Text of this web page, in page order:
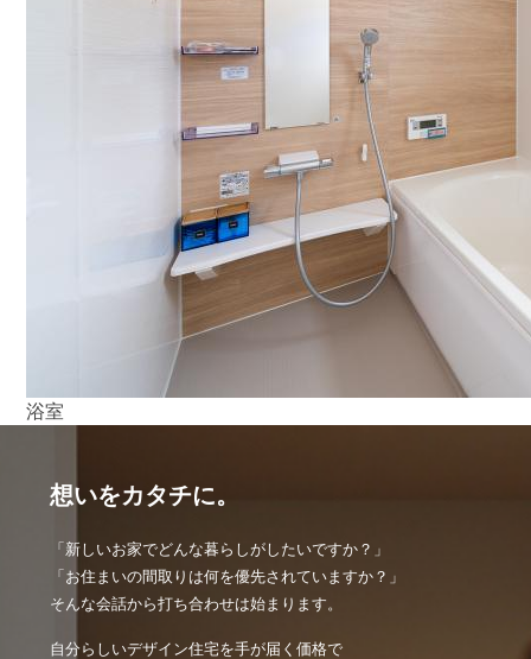
浴室
想いをカタチに。
「新しいお家でどんな暮らしがしたいですか？」
「お住まいの間取りは何を優先されていますか？」
そんな会話から打ち合わせは始まります。
自分らしいデザイン住宅を手が届く価格で